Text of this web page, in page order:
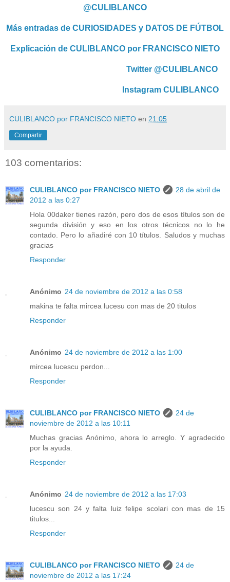
@CULIBLANCO
Más entradas de CURIOSIDADES y DATOS DE FÚTBOL
Explicación de CULIBLANCO por FRANCISCO NIETO
Twitter @CULIBLANCO
Instagram CULIBLANCO
CULIBLANCO por FRANCISCO NIETO en 21:05
Compartir
103 comentarios:
CULIBLANCO por FRANCISCO NIETO
28 de abril de
2012 a las 0:27
Hola 00daker tienes razón, pero dos de esos títulos son de
segunda división y eso en los otros técnicos no lo he
contado. Pero lo añadiré con 10 títulos. Saludos y muchas
gracias
Responder
Anónimo 24 de noviembre de 2012 a las 0:58
makina te falta mircea lucesu con mas de 20 titulos
Responder
Anónimo 24 de noviembre de 2012 a las 1:00
mircea lucescu perdon...
Responder
CULIBLANCO por FRANCISCO NIETO
24 de
noviembre de 2012 a las 10:11
Muchas gracias Anónimo, ahora lo arreglo. Y agradecido
por la ayuda.
Responder
Anónimo 24 de noviembre de 2012 a las 17:03
lucescu son 24 y falta luiz felipe scolari con mas de 15
titulos...
Responder
CULIBLANCO por FRANCISCO NIETO
24 de
noviembre de 2012 a las 17:24